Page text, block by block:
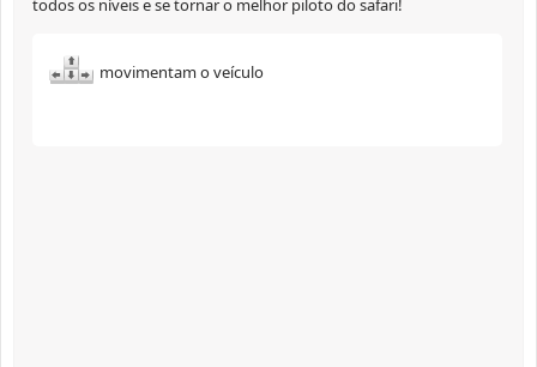
todos os níveis e se tornar o melhor piloto do safari!
movimentam o veículo